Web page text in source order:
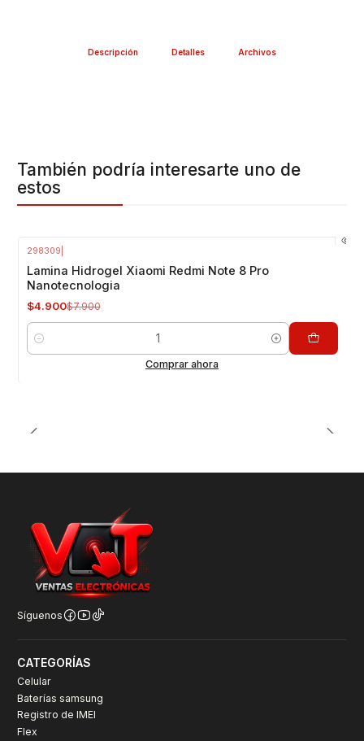
Respaldo VENTAS ELECTRONICAS
Gran variedad y repuestos para tu smartphone
Descripción Detalles Archivos
También podría interesarte uno de
estos
298309
Lamina Hidrogel Xiaomi Redmi Note 8 Pro
Nanotecnologia
$4.900$7.900
Cantidad
Comprar ahora
Síguenos
CATEGORÍAS
Celular
Baterías samsung
Registro de IMEI
Flex